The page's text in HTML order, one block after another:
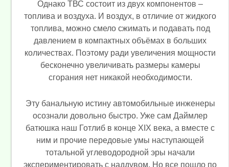
Однако ТВС состоит из двух компонентов –
топлива и воздуха. И воздух, в отличие от жидкого
топлива, можно смело сжимать и подавать под
давлением в компактных объёмах в больших
количествах. Поэтому ради увеличения мощности
бесконечно увеличивать размеры камеры
сгорания нет никакой необходимости.
Эту банальную истину автомобильные инженеры
осознали довольно быстро. Уже сам Даймлер
батюшка наш Готлиб в конце XIX века, а вместе с
ним и прочие передовые умы наступающей
тотальной углеводородной эры начали
экспериментировать с наддувом. Но все пошло по